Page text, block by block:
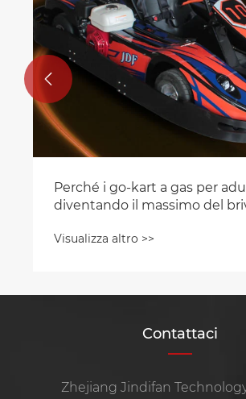
Perché i go-kart a gas per
diventando il massimo del
Visualizza altro >>

Contattaci
Zhejiang Jindifan